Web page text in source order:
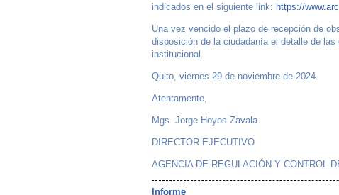
indicados en el siguiente link: https://
Una vez vencido el plazo de recepción de
disposición de la ciudadanía el detalle de
institucional.
Quito, viernes 29 de noviembre de 2024.
Atentamente,
Mgs. Jorge Hoyos Zavala
DIRECTOR EJECUTIVO
AGENCIA DE REGULACIÓN Y CONTROL
Informe